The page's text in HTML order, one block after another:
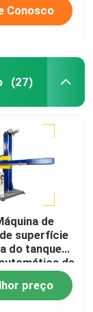
Conosco
(27)
de
superfície
do tanque
de
preço